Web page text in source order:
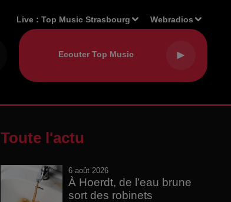
Live :Top Music Strasbourg Webradios
Toute l'actu
6 août 2026
À Hoerdt, de l’eau brune
sort des robinets